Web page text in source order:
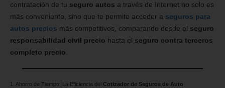
contratación de tu seguro autos a través de Internet no solo es
más conveniente, sino que te permite acceder a seguros para
autos precios más competitivos, comparando desde el seguro
responsabilidad civil precio hasta el seguro contra terceros
completo precio.
1. Ahorro de Tiempo: La Eficiencia del Cotizador de Seguros de Auto